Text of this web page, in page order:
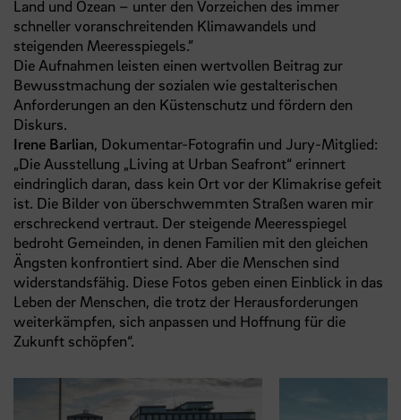
Land und Ozean – unter den Vorzeichen des immer
schneller voranschreitenden Klimawandels und
steigenden Meeresspiegels.”
Die Aufnahmen leisten einen wertvollen Beitrag zur
Bewusstmachung der sozialen wie gestalterischen
Anforderungen an den Küstenschutz und fördern den
Diskurs.
Irene Barlian, Dokumentar-Fotografin und Jury-Mitglied:
„Die Ausstellung „Living at Urban Seafront“ erinnert
eindringlich daran, dass kein Ort vor der Klimakrise gefeit
ist. Die Bilder von überschwemmten Straßen waren mir
erschreckend vertraut. Der steigende Meeresspiegel
bedroht Gemeinden, in denen Familien mit den gleichen
Ängsten konfrontiert sind. Aber die Menschen sind
widerstandsfähig. Diese Fotos geben einen Einblick in das
Leben der Menschen, die trotz der Herausforderungen
weiterkämpfen, sich anpassen und Hoffnung für die
Zukunft schöpfen“.